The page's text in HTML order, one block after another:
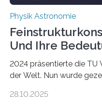
Physik Astronomie
Und Ihre
2024 präsentierte die TU
der Welt. Nun wurde
fundamentalen Physik
28.10.2025